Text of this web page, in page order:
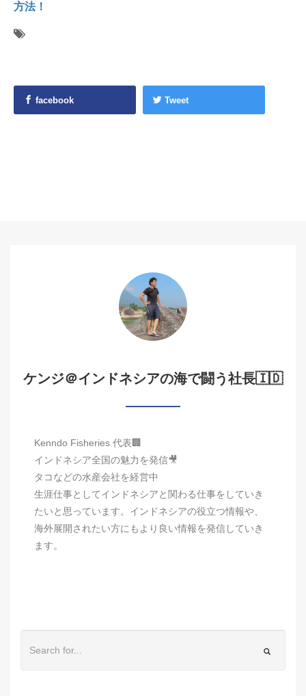
方法！
facebook Tweet
ケンジ＠インドネシアの海で闘う社長🇮🇩
Kenndo Fisheries 代表🏢
インドネシア全国の魅力を発信🎥
タコなどの水産会社を経営中
生涯仕事としてインドネシアと関わる仕事をしていき
たいと思っています。インドネシアの役立つ情報や、
海外展開されたい方にもより良い情報を発信していき
ます。